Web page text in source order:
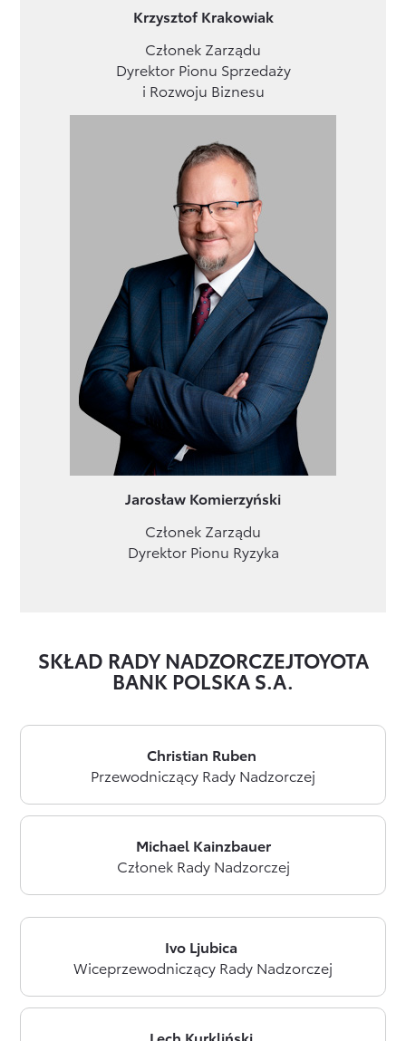
Krzysztof Krakowiak
Członek Zarządu
Dyrektor Pionu Sprzedaży
i Rozwoju Biznesu
Jarosław Komierzyński
Członek Zarządu
Dyrektor Pionu Ryzyka
SKŁAD RADY NADZORCZEJTOYOTA
BANK POLSKA S.A.
Christian Ruben
Przewodniczący Rady Nadzorczej
Michael Kainzbauer
Członek Rady Nadzorczej
Ivo Ljubica
Wiceprzewodniczący Rady Nadzorczej